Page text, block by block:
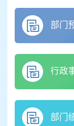
部门
行政
部门